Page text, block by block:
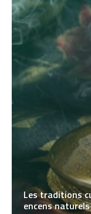
Les traditions
encens